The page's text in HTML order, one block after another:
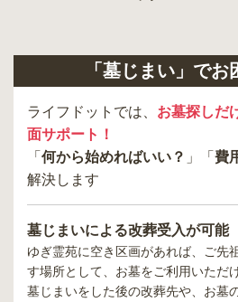
「墓じまい」で
ライフドットでは、 お墓探しだ
面サポート！
「 何から始めればいい？ 」「 費
解決します
墓じまいによる改葬受入が可能
ゆぎ霊苑に空き区画があれば、ご先
す場所として、お墓をご利用いただ
墓じまいをした後の改葬先や、お墓